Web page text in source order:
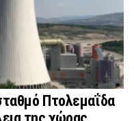
Πτολεμαΐδα